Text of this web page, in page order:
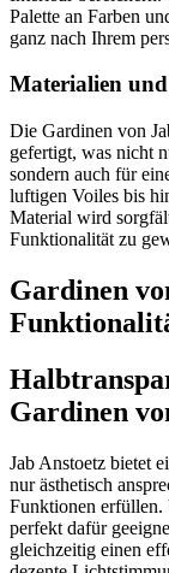
Palette an Farben
ganz nach Ihrem
Materialien
Die Gardinen von
gefertigt, was nicht
sondern auch für
luftigen Voiles bis
Material wird
Funktionalität zu
Gardinen
Gardinen
Jab Anstoetz bietet
nur ästhetisch
Funktionen erfüllen.
perfekt dafür
gleichzeitig einen